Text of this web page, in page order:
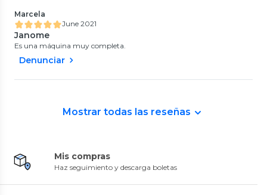
Marcela
June 2021
Janome
Es una máquina muy completa.
Denunciar
Mostrar todas las reseñas
Mis compras
Haz seguimiento y descarga boletas